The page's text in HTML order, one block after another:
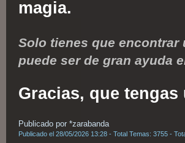
magia.
Solo tienes que
puede ser de gran ayuda
Gracias, que
Publicado por *zarabanda
Publicado el 28/05/2026 13:28 - Total Temas: 3755 -